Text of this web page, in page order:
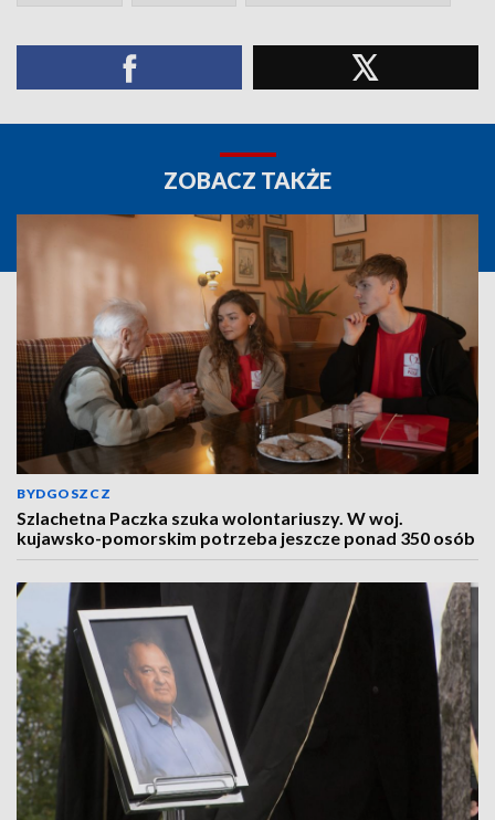
ZOBACZ TAKŻE
BYDGOSZCZ
Szlachetna Paczka szuka wolontariuszy. W woj.
kujawsko-pomorskim potrzeba jeszcze ponad 350 osób